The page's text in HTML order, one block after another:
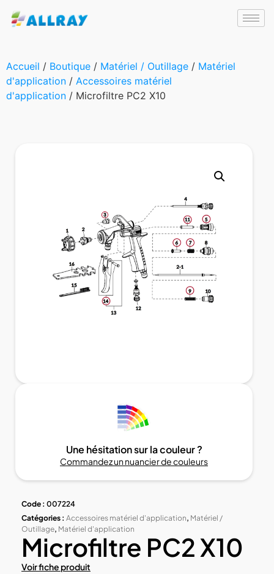
Accueil / Boutique / Matériel / Outillage / Matériel
d'application / Accessoires matériel
d'application / Microfiltre PC2 X10
Une hésitation sur la couleur ?
Commandez un nuancier de couleurs
Code : 007224
Catégories : Accessoires matériel d'application, Matériel /
Outillage, Matériel d'application
Microfiltre PC2 X10
Voir fiche produit